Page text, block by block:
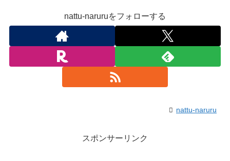
nattu-naruruをフォローする
nattu-naruru
スポンサーリンク